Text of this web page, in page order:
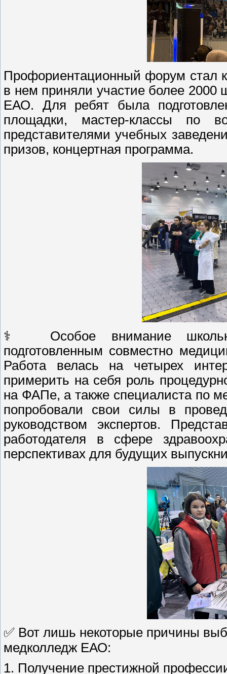
Профориентационный форум стал
в нем приняли участие более 2000
ЕАО. Для ребят была
площадки, мастер-классы по
представителями учебных
призов, концертная программа.
‍⚕️ Особое внимание
подготовленным совместно
Работа велась на четырех
примерить на себя роль
на ФАПе, а также специалиста по
попробовали свои силы в
руководством экспертов.
работодателя в сфере
перспективах для будущих
✅ Вот лишь некоторые причины
медколледж ЕАО:
1. Получение престижной